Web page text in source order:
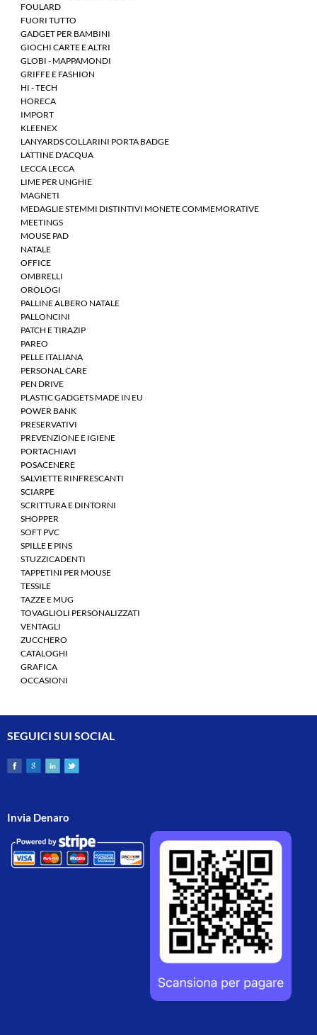
FOULARD
FUORI TUTTO
GADGET PER BAMBINI
GIOCHI CARTE E ALTRI
GLOBI - MAPPAMONDI
GRIFFE E FASHION
HI - TECH
HORECA
IMPORT
KLEENEX
LANYARDS COLLARINI PORTA BADGE
LATTINE D'ACQUA
LECCA LECCA
LIME PER UNGHIE
MAGNETI
MEDAGLIE STEMMI DISTINTIVI MONETE COMMEMORATIVE
MEETINGS
MOUSE PAD
NATALE
OFFICE
OMBRELLI
OROLOGI
PALLINE ALBERO NATALE
PALLONCINI
PATCH E TIRAZIP
PAREO
PELLE ITALIANA
PERSONAL CARE
PEN DRIVE
PLASTIC GADGETS MADE IN EU
POWER BANK
PRESERVATIVI
PREVENZIONE E IGIENE
PORTACHIAVI
POSACENERE
SALVIETTE RINFRESCANTI
SCIARPE
SCRITTURA E DINTORNI
SHOPPER
SOFT PVC
SPILLE E PINS
STUZZICADENTI
TAPPETINI PER MOUSE
TESSILE
TAZZE E MUG
TOVAGLIOLI PERSONALIZZATI
VENTAGLI
ZUCCHERO
CATALOGHI
GRAFICA
OCCASIONI
SEGUICI SUI SOCIAL
Invia Denaro